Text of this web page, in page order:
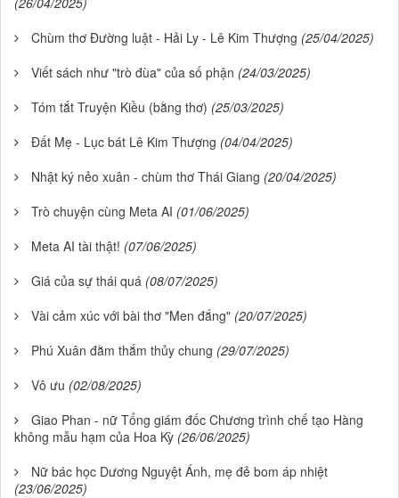
Chùm thơ Đường luật - Hải Ly - Lê Kim Thượng (25/04/2025)
Viết sách như "trò đùa" của số phận (24/03/2025)
Tóm tắt Truyện Kiều (bằng thơ) (25/03/2025)
Đất Mẹ - Lục bát Lê Kim Thượng (04/04/2025)
Nhật ký nẻo xuân - chùm thơ Thái Giang (20/04/2025)
Trò chuyện cùng Meta AI (01/06/2025)
Meta AI tài thật! (07/06/2025)
Giá của sự thái quá (08/07/2025)
Vài cảm xúc với bài thơ "Men đắng" (20/07/2025)
Phú Xuân đằm thắm thủy chung (29/07/2025)
Vô ưu (02/08/2025)
Giao Phan - nữ Tổng giám đốc Chương trình chế tạo Hàng
không mẫu hạm của Hoa Kỳ (26/06/2025)
Nữ bác học Dương Nguyệt Ánh, mẹ đẻ bom áp nhiệt
(23/06/2025)